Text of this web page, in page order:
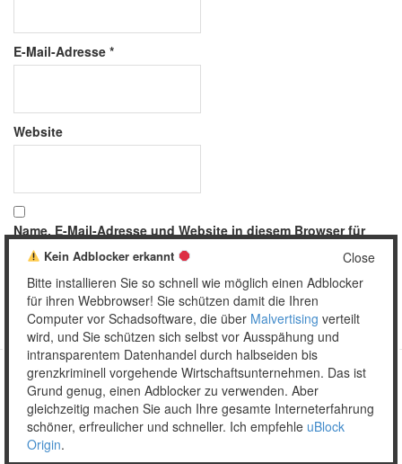
E-Mail-Adresse *
Website
Name, E-Mail-Adresse und Website in diesem Browser für
meinen nächsten Kommentar speichern.
Copyright © 2026 Unser täglich Spam.
MobileWordPress Theme by themehall.com
Close
Kein Adblocker erkannt
Bitte installieren Sie so schnell wie möglich einen Adblocker
für ihren Webbrowser! Sie schützen damit die Ihren
Computer vor Schadsoftware, die über Malvertising verteilt
wird, und Sie schützen sich selbst vor Ausspähung und
intransparentem Datenhandel durch halbseiden bis
grenzkriminell vorgehende Wirtschaftsunternehmen. Das ist
Grund genug, einen Adblocker zu verwenden. Aber
gleichzeitig machen Sie auch Ihre gesamte Interneterfahrung
schöner, erfreulicher und schneller. Ich empfehle uBlock
Origin.